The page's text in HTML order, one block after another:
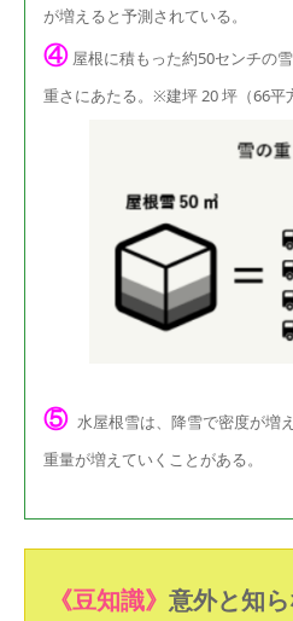
が増えると予測されている。
④ 屋根に積もった約50センチの
重さにあたる。※建坪 20 坪（66平
⑤ 水屋根雪は、降雪で密度が増
重量が増えていくことがある。
《豆知識》 意外と知